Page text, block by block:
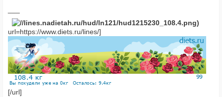
url=https://www.diets.ru/lines/]
[/url]